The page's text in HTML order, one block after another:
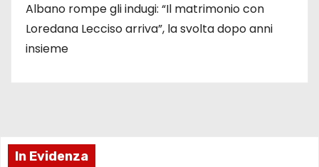
Albano rompe gli indugi: “Il matrimonio con
Loredana Lecciso arriva”, la svolta dopo anni
insieme
In Evidenza